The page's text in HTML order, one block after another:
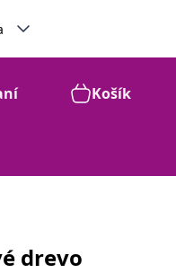
Košík
drevo